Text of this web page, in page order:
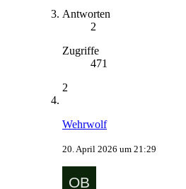
Antworten
2
Zugriffe
471
2
Wehrwolf
20. April 2026 um 21:29